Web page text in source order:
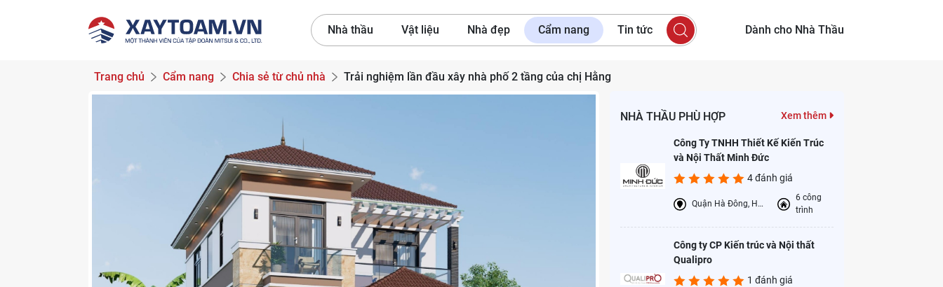
Nhà thầu Vật liệu Nhà đẹp Cẩm nang Tin tức Dành cho Nhà Thầu
Trang chủ Cẩm nang Chia sẻ từ chủ nhà Trải nghiệm lần đầu xây nhà phố 2 tầng của chị Hằng
NHÀ THẦU PHÙ HỢP Xem thêm
Công Ty TNHH Thiết Kế Kiến Trúc
và Nội Thất Minh Đức
4 đánh giá
Quận Hà Đông, Hà Nội
6 công
trình
Công ty CP Kiến trúc và Nội thất
Qualipro
1 đánh giá